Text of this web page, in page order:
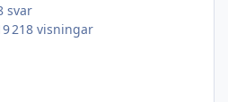
Ett sätt, japp helt igenom
bössa/skaffa ny. Har ju en
svar
218 visningar